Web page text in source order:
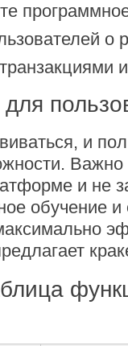
о
и
Важно
и не
обучение